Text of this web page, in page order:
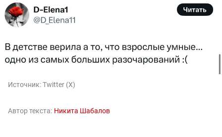
Источник:Twitter (X)
Автор текста: Никита Шабалов